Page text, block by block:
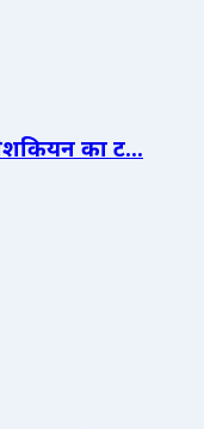
का ट...